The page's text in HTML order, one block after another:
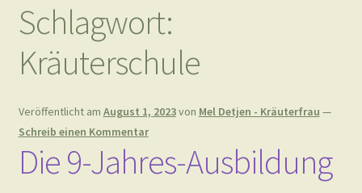
Schlagwort:
Kräuterschule
Veröffentlicht am August 1, 2023von Mel Detjen - Kräuterfrau —
Schreib einen Kommentar
Die 9-Jahres-Ausbildung